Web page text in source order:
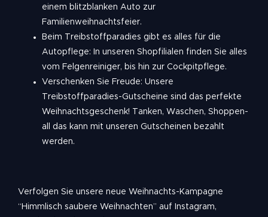
einem blitzblanken Auto zur
Familienweihnachtsfeier.
Beim Treibstoffparadies gibt es alles für die
Autopflege: In unseren Shopfilialen finden Sie alles
vom Felgenreiniger, bis hin zur Cockpitpflege.
Verschenken Sie Freude: Unsere
Treibstoffparadies-Gutscheine sind das perfekte
Weihnachtsgeschenk! Tanken, Waschen, Shoppen-
all das kann mit unseren Gutscheinen bezahlt
werden.
Verfolgen Sie unsere neue Weihnachts-Kampagne
“Himmlisch saubere Weihnachten” auf Instagram,